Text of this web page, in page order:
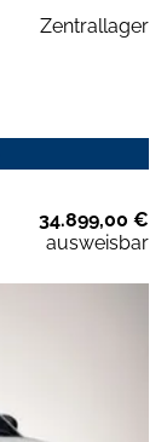
Zentrallager
34.899,00 €
ausweisbar